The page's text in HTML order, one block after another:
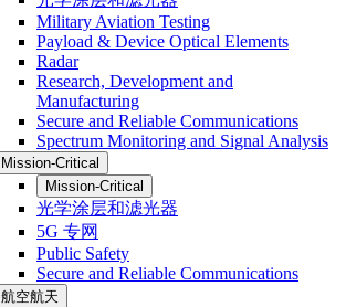
Military Aviation Testing
Payload & Device Optical Elements
Radar
Research, Development and
Manufacturing
Secure and Reliable Communications
Spectrum Monitoring and Signal Analysis
Mission-Critical
Mission-Critical
光学涂层和滤光器
5G 专网
Public Safety
Secure and Reliable Communications
航空航天